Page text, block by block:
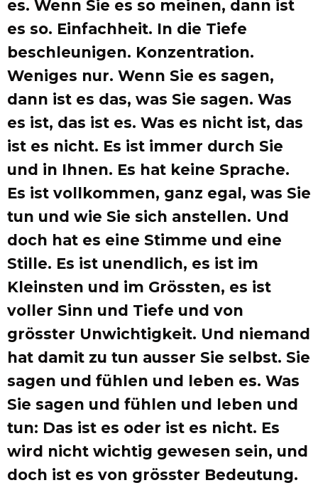
es. Wenn Sie es so meinen, dann ist
es so. Einfachheit. In die Tiefe
beschleunigen. Konzentration.
Weniges nur. Wenn Sie es sagen,
dann ist es das, was Sie sagen. Was
es ist, das ist es. Was es nicht ist, das
ist es nicht. Es ist immer durch Sie
und in Ihnen. Es hat keine Sprache.
Es ist vollkommen, ganz egal, was Sie
tun und wie Sie sich anstellen. Und
doch hat es eine Stimme und eine
Stille. Es ist unendlich, es ist im
Kleinsten und im Grössten, es ist
voller Sinn und Tiefe und von
grösster Unwichtigkeit. Und niemand
hat damit zu tun ausser Sie selbst. Sie
sagen und fühlen und leben es. Was
Sie sagen und fühlen und leben und
tun: Das ist es oder ist es nicht. Es
wird nicht wichtig gewesen sein, und
doch ist es von grösster Bedeutung.